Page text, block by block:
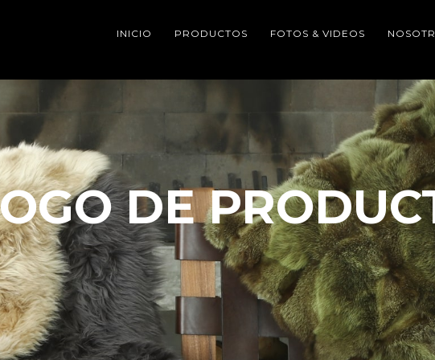
INICIO PRODUCTOS FOTOS & VIDEOS
DE